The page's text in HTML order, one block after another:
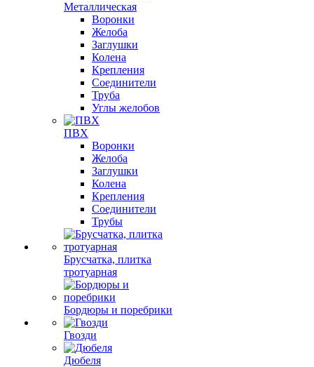
Металлическая
Воронки
Желоба
Заглушки
Колена
Крепления
Соединители
Труба
Углы желобов
ПВХ
Воронки
Желоба
Заглушки
Колена
Крепления
Соединители
Трубы
Брусчатка, плитка
тротуарная
Бордюры и поребрики
Гвозди
Дюбеля